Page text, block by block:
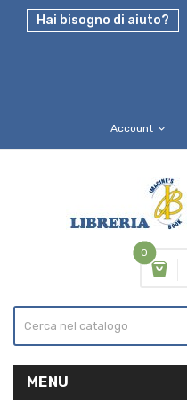
Hai bisogno di aiuto?
Account expand_more
0
MENU